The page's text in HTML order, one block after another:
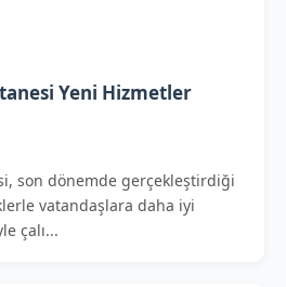
Yeni Hizmetler
son dönemde gerçekleştirdiği
vatandaşlara daha iyi
çalı...